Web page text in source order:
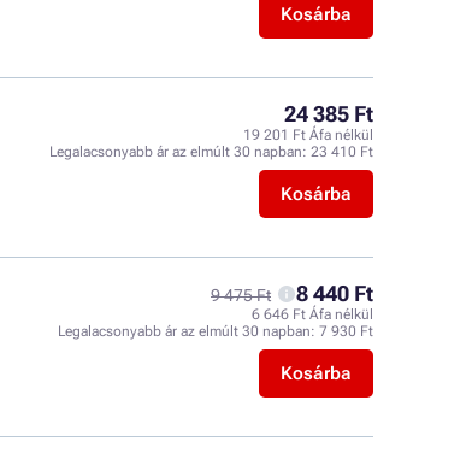
Kosárba
24 385 Ft
19 201 Ft Áfa nélkül
Legalacsonyabb ár az elmúlt 30 napban: 23 410 Ft
Kosárba
9 475 Ft 8 440 Ft
6 646 Ft Áfa nélkül
Legalacsonyabb ár az elmúlt 30 napban: 7 930 Ft
Kosárba